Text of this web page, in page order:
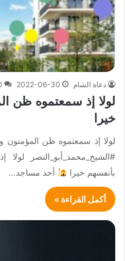
دعاة الشام 2022-06-30
لولا إذ سمعتموه ظن
خيرا
لولا إذ سمعتموه ظن المؤمنون
#الشيخ_محمد_أبو_النصر
بأنفسهم خيرا
أحد مساجد…
أكمل القراءة »